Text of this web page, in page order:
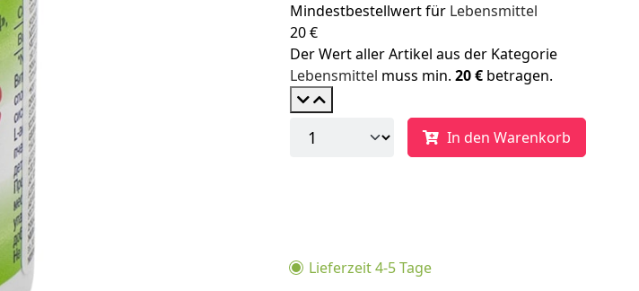
Mindestbestellwert für Lebensmittel
20 €
Der Wert aller Artikel aus der Kategorie
Lebensmittel muss min. 20 € betragen.
In den Warenkorb
Lieferzeit 4-5 Tage